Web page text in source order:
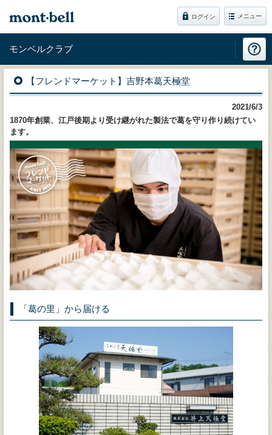
ログイン メニュー
モンベルクラブ
【フレンドマーケット】吉野本葛天極堂
2021/6/3
1870年創業、江戸後期より受け継がれた製法で葛を守り作り続けてい
ます。
「葛の里」から届ける